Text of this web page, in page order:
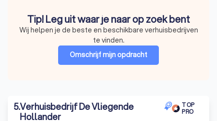
Tip! Leg uit waar je naar op zoek bent
Wij helpen je de beste en beschikbare verhuisbedrijven
te vinden.
Omschrijf mijn opdracht
5.Verhuisbedrijf De Vliegende
Hollander
TOP
PRO